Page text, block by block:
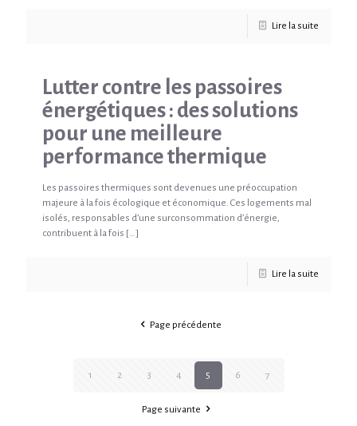
Lire la suite
Lutter contre les passoires
énergétiques : des solutions
pour une meilleure
performance thermique
Les passoires thermiques sont devenues une préoccupation
majeure à la fois écologique et économique. Ces logements mal
isolés, responsables d’une surconsommation d’énergie,
contribuent à la fois […]
Lire la suite
Page précédente
1 2 3 4 5 6 7
Page suivante